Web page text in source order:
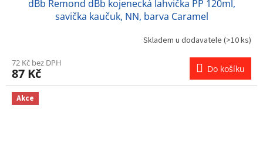
dBb Remond dBb kojenecká lahvička PP 120ml,
savička kaučuk, NN, barva Caramel
Skladem u dodavatele (>10 ks)
72 Kč bez DPH
87 Kč Do košíku
Akce